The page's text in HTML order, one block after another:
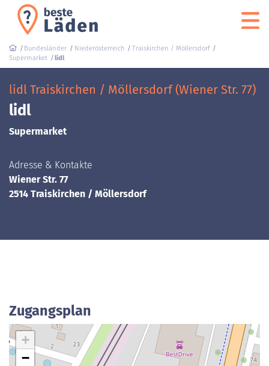
Bundesländer Niederösterreich
Traiskirchen / Möllersdorf
Supermarket
lidl
lidl Traiskirchen / Möllersdorf (Wiener Str. 77)
lidl
Supermarket
Adresse & Kontakte
Wiener Str. 77
2514 Traiskirchen / Möllersdorf
Zugangsplan
+
−